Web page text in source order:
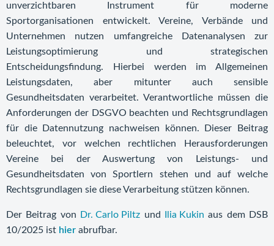
unverzichtbaren Instrument für moderne
Sportorganisationen entwickelt. Vereine, Verbände und
Unternehmen nutzen umfangreiche Datenanalysen zur
Leistungsoptimierung und strategischen
Entscheidungsfindung. Hierbei werden im Allgemeinen
Leistungsdaten, aber mitunter auch sensible
Gesundheitsdaten verarbeitet. Verantwortliche müssen die
Anforderungen der DSGVO beachten und Rechtsgrundlagen
für die Datennutzung nachweisen können. Dieser Beitrag
beleuchtet, vor welchen rechtlichen Herausforderungen
Vereine bei der Auswertung von Leistungs- und
Gesundheitsdaten von Sportlern stehen und auf welche
Rechtsgrundlagen sie diese Verarbeitung stützen können.
Der Beitrag von Dr. Carlo Piltz und Ilia Kukin aus dem DSB
10/2025 ist hier abrufbar.